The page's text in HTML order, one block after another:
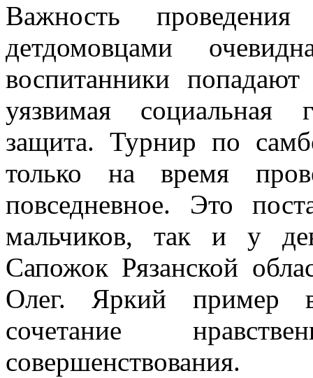
Важность
детдомовцами
воспитанники
уязвимая социальная
защита. Турнир по
только на время
повседневное. Это
мальчиков, так и у
Сапожок Рязанской
Олег. Яркий пример
сочетание
совершенствования.